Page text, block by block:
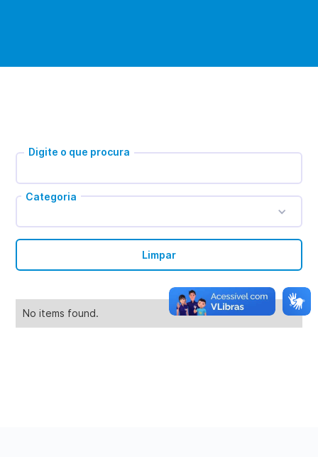
Digite o que procura
Categoria
Limpar
No items found.